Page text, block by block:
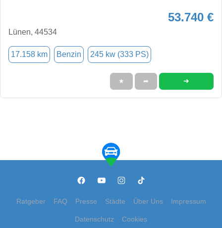
53.740 €
Lünen, 44534
17.158 km Benzin 245 kw (333 PS)
★ ➦ ➜
Ratgeber FAQ Presse Städte Über Uns Impressum
Datenschutz Cookies